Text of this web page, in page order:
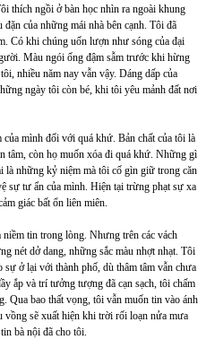
thích ngồi ở bàn học nhìn ra ngoài khung
của những mái nhà bên cạnh. Tôi đã
Có khi chúng uốn lượn như sóng của đại
Màu ngói ống đậm sẫm trước khi hừng
nhiều năm nay vẫn vậy. Dáng dấp của
ngày tôi còn bé, khi tôi yêu mảnh đất nơi
mình đối với quá khứ. Bản chất của tôi là
tâm, còn họ muốn xóa đi quá khứ. Những gì
là những kỷ niệm mà tôi cố gìn giữ trong căn
sự tư ẩn của mình. Hiện tại trừng phạt sự xa
giác bất ổn liên miên.
tin trong lòng. Nhưng trên các vách
nét dở dang, những sắc màu nhợt nhạt. Tôi
ở lại với thành phố, dù thâm tâm vẫn chưa
ắp và trí tưởng tượng đã cạn sạch, tôi chấm
Qua bao thất vọng, tôi vẫn muốn tin vào ánh
vồng sẽ xuất hiện khi trời rối loạn nửa mưa
bà nội đã cho tôi.